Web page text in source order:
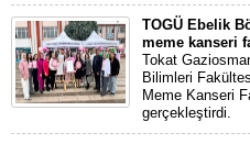
TOGÜ Ebelik
meme kanseri
Tokat
Bilimleri
Meme Kanseri
gerçekleştirdi.